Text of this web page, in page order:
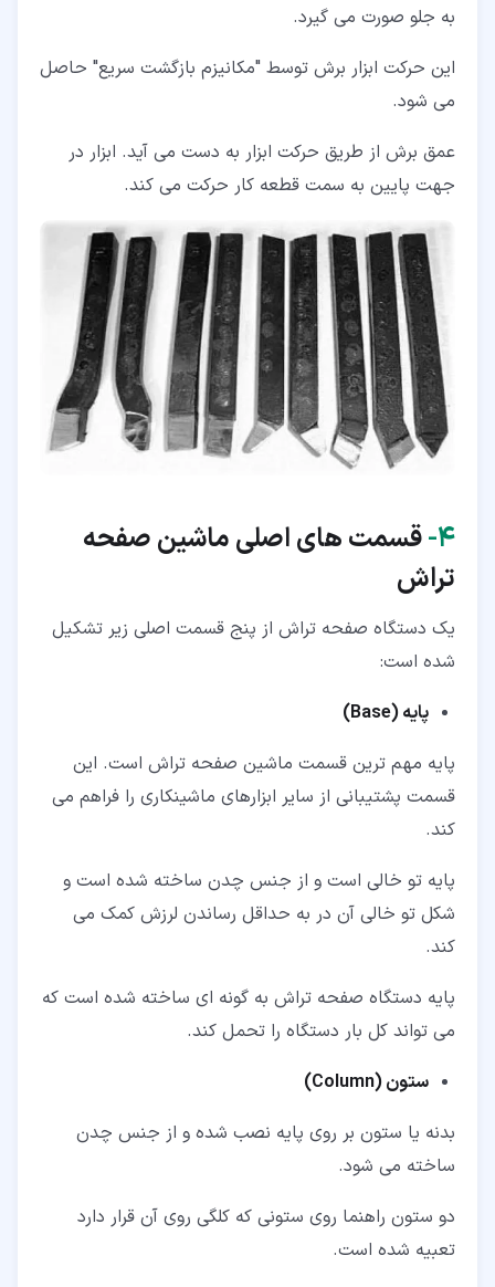
به جلو صورت می گیرد.
این حرکت ابزار برش توسط "مکانیزم بازگشت سریع" حاصل
می شود.
عمق برش از طریق حرکت ابزار به دست می آید. ابزار در
جهت پایین به سمت قطعه کار حرکت می کند.
۴‏- قسمت های اصلی ماشین صفحه
تراش
یک دستگاه صفحه تراش از پنج قسمت اصلی زیر تشکیل
شده است:
پایه (Base
)
پایه مهم ترین قسمت ماشین صفحه تراش است. این
قسمت پشتیبانی از سایر ابزارهای ماشینکاری را فراهم می
کند.
پایه تو خالی است و از جنس چدن ساخته شده است و
شکل تو خالی آن در به حداقل رساندن لرزش کمک می
کند.
پایه دستگاه صفحه تراش به گونه ای ساخته شده است که
می تواند کل بار دستگاه را تحمل کند.
ستون (Column
)
بدنه یا ستون بر روی پایه نصب شده و از جنس چدن
ساخته می شود.
دو ستون راهنما روی ستونی که کلگی روی آن قرار دارد
تعبیه شده است.